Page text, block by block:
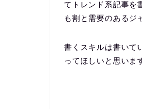
てトレンド系記事を
も割と需要のあるジ
書くスキルは書いて
ってほしいと思いま